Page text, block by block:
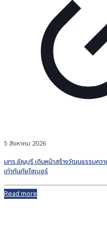
5 สิงหาคม 2026
มทร.ธัญบุรี เดินหน้าสร้างวัฒนธรรมค
เท่าทันภัยไซเบอร์
Read more